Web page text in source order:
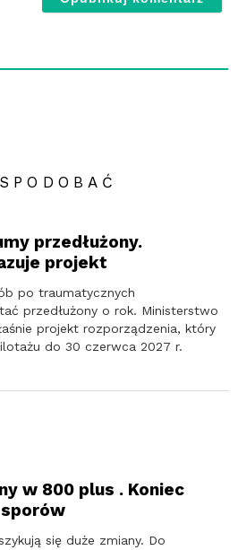
przedłużony.
projekt
po traumatycznych
przedłużony o rok. Ministerstwo
projekt rozporządzenia, który
do 30 czerwca 2027 r.
w 800 plus . Koniec
się duże zmiany. Do